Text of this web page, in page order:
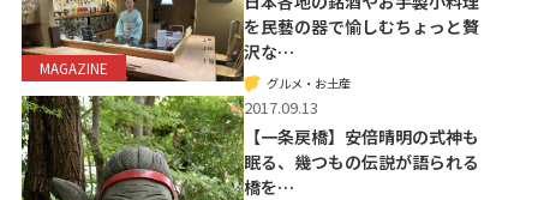
MAGAZINE
を民藝の器で愉しむちょっと贅
沢な…
グルメ・お土産
2017.09.13
【一条戻橋】安倍晴明の式神も
眠る、幾つもの伝説が語られる
橋を…